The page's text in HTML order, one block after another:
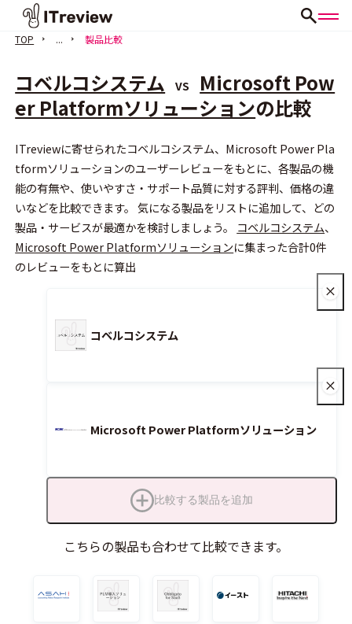
TOP ... 製品比較
コベルコシステム VS
Microsoft Pow
er Platformソリューションの比較
ITreviewに寄せられたコベルコシステム、Microsoft Power Pla
tformソリューションのユーザーレビューをもとに、各製品の機
能の有無や、使いやすさ・サポート品質に対する評判、価格の違
いなどを比較できます。 気になる製品をリストに追加して、どの
製品・サービスが最適かを検討しましょう。 コベルコシステム、
Microsoft Power Platformソリューションに集まった合計0件
のレビューをもとに算出
コベルコシステム
Microsoft Power Platformソリューション
比較する製品を追加
こちらの製品も合わせて比較できます。
会員登録（無料）